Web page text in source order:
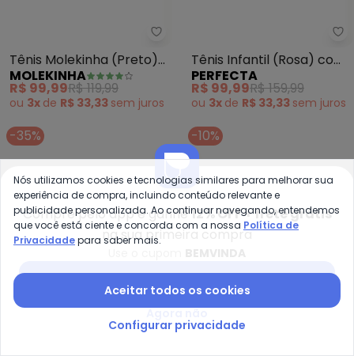
Molekinha - Tênis Molekinha
Tênis Molekinha (Preto)
em Sintético
MOLEKINHA
R$ 99,99R$ 119,99
ou 3x de R$ 33,33 sem juros
Tênis Infantil (Rosa) com
Led
PERFECTA
R$ 99,99R$ 159,99
ou 3x de R$ 33,33 sem juros
-35%
Perfecta - Tênis Infantil (Rosa)
-10%
Compre pelo app e ganhe12% OFF + frete grátis
na sua primeira compra
Nós utilizamos cookies e tecnologias similares para melhorar sua
experiência de compra, incluindo conteúdo relevante e
publicidade personalizada. Ao continuar navegando, entendemos
que você está ciente e concorda com a nossa Política de
Privacidadepara saber mais.
Aceitar todos os cookies
Configurar privacidade